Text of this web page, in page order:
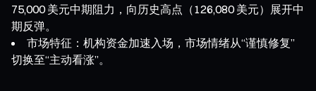
75,000 美元中期阻力，向历史高点（126,080 美元）展开中
期反弹。
市场特征：机构资金加速入场，市场情绪从“谨慎修复”
切换至“主动看涨”。